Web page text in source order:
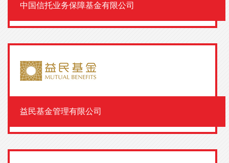
中国信托业务保障基金有限公司
益民基金管理有限公司